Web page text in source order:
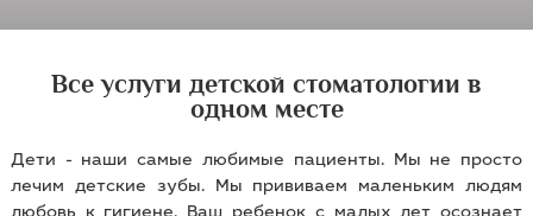
Все услуги детской стоматологии в
одном месте
Дети - наши самые любимые пациенты. Мы не просто
лечим детские зубы. Мы прививаем маленьким людям